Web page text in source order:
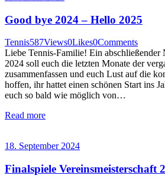
Good bye 2024 – Hello 2025
Tennis587Views0Likes0Comments
Liebe Tennis-Familie! Ein abschließender
2024 soll euch die letzten Monate der
zusammenfassen und euch Lust auf die
hoffen, ihr hattet einen schönen Start ins
euch so bald wie möglich von…
Read more
18. September 2024
Finalspiele Vereinsmeisterschaft